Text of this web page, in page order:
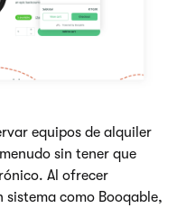
equipos de alquiler
sin tener que
Al ofrecer
sistema como Booqable,